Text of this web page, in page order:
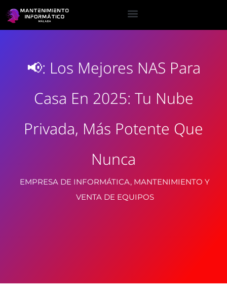
📢: Los Mejores NAS Para
Casa En 2025: Tu Nube
Privada, Más Potente Que
Nunca
EMPRESA DE INFORMÁTICA, MANTENIMIENTO Y
VENTA DE EQUIPOS